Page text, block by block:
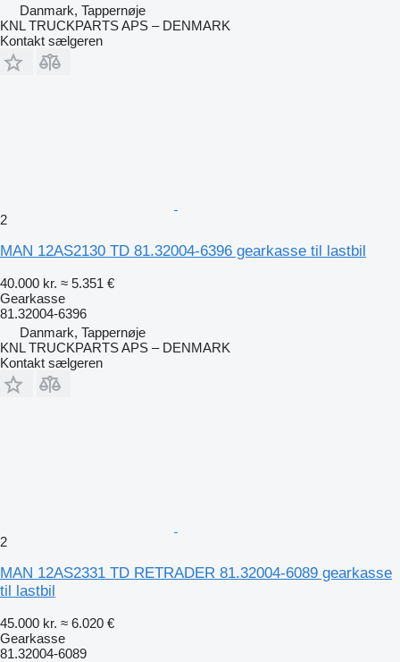
Danmark, Tappernøje
KNL TRUCKPARTS APS – DENMARK
Kontakt sælgeren
2
MAN 12AS2130 TD 81.32004-6396 gearkasse til lastbil
40.000 kr. ≈ 5.351 €
Gearkasse
81.32004-6396
Danmark, Tappernøje
KNL TRUCKPARTS APS – DENMARK
Kontakt sælgeren
2
MAN 12AS2331 TD RETRADER 81.32004-6089 gearkasse
til lastbil
45.000 kr. ≈ 6.020 €
Gearkasse
81.32004-6089